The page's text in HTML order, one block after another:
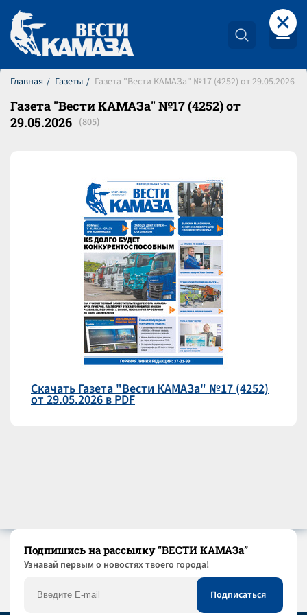
Главная Газеты Газета "Вести КАМАЗа" №17 (4252) от 29.05.2026
Газета "Вести КАМАЗа" №17 (4252) от
29.05.2026
Скачать Газета "Вести КАМАЗа" №17 (4252)
от 29.05.2026 в PDF
+
Подпишись на рассылку “ВЕСТИ КАМАЗа”
Узнaвай первым о новостях твоего города!